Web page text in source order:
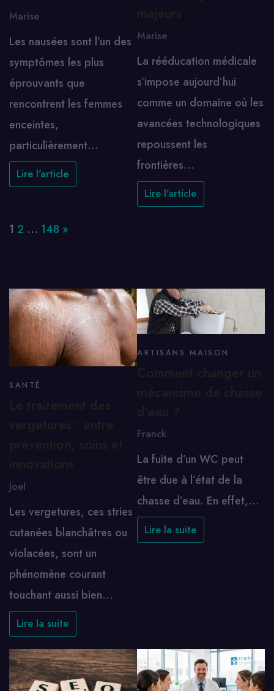
Marise
Les nausées sont l’un des
symptômes les plus
éprouvants que
rencontrent les femmes
enceintes,
particulièrement…
Lire l'article
Marise
La rééducation médicale
s’impose aujourd’hui
comme un domaine où les
avancées technologiques
repoussent les
frontières…
Lire l'article
Page:
1 2 … 148 Next
»
SANTÉ
Joel
Les vergetures, ces stries
cutanées blanchâtres ou
violacées, sont un
phénomène courant
touchant aussi bien…
Lire la suite
ARTISANS MAISON
Franck
La fuite d’un WC peut
être due à l’état de la
chasse d’eau. En effet,…
Lire la suite